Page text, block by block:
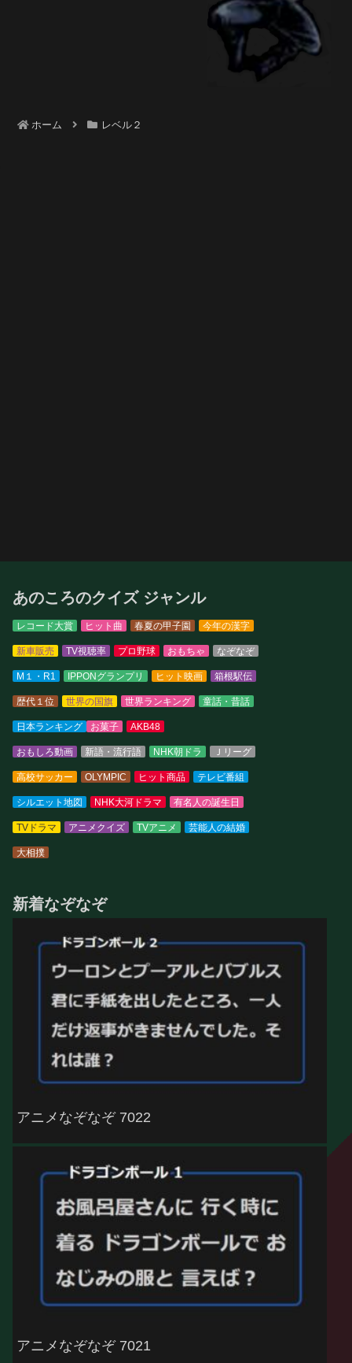
ホーム レベル２
あのころのクイズ ジャンル
レコード大賞 ヒット曲 春夏の甲子園 今年の漢字
新車販売 TV視聴率 プロ野球 おもちゃ なぞなぞ
M１・R1 IPPONグランプリ ヒット映画 箱根駅伝
歴代１位 世界の国旗 世界ランキング 童話・昔話
日本ランキング お菓子 AKB48
おもしろ動画 新語・流行語 NHK朝ドラ Ｊリーグ
高校サッカー OLYMPIC ヒット商品 テレビ番組
シルエット地図 NHK大河ドラマ 有名人の誕生日
TVドラマ アニメクイズ TVアニメ 芸能人の結婚
大相撲
新着なぞなぞ
アニメなぞなぞ 7022
アニメなぞなぞ 7021